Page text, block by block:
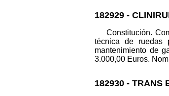
182929 -
Constitución.
técnica de ruedas
mantenimiento de
3.000,00 Euros.
182930 - TRANS